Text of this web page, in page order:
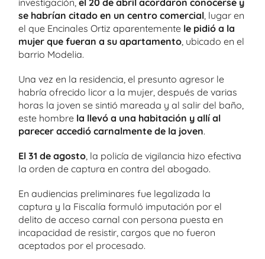
se habrían citado en un centro comercial , lugar en
el que Encinales Ortiz aparentemente le pidió a la
mujer que fueran a su apartamento , ubicado en el
barrio Modelia.
Una vez en la residencia, el presunto agresor le
habría ofrecido licor a la mujer, después de varias
horas la joven se sintió mareada y al salir del baño,
este hombre la llevó a una habitación y allí al
parecer accedió carnalmente de la joven.
El 31 de agosto , la policía de vigilancia hizo efectiva
la orden de captura en contra del abogado.
En audiencias preliminares fue legalizada la
captura y la Fiscalía formuló imputación por el
delito de acceso carnal con persona puesta en
incapacidad de resistir, cargos que no fueron
aceptados por el procesado.